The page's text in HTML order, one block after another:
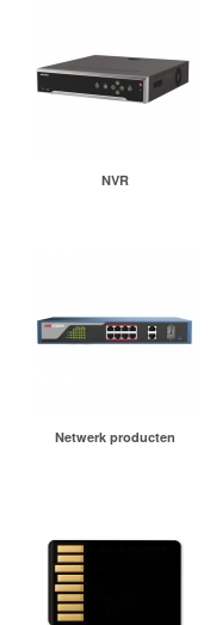
NVR
Netwerk producten